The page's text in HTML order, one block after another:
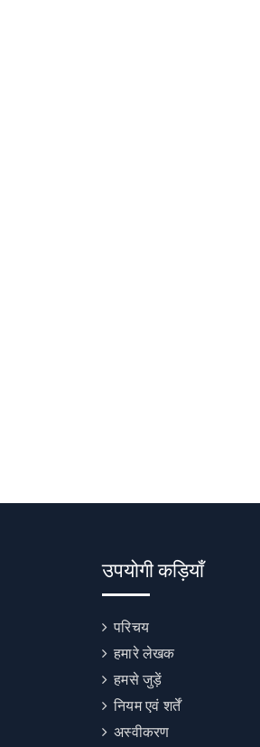
उपयोगी कड़ियाँ
परिचय
हमारे लेखक
हमसे जुड़ें
नियम एवं शर्तें
अस्वीकरण